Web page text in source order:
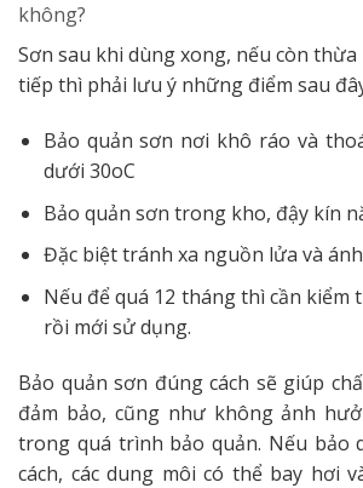
không?
Sơn sau khi dùng xong, nếu còn
tiếp thì phải lưu ý những điểm sau
Bảo quản sơn nơi khô ráo và
dưới 30oC
Bảo quản sơn trong kho, đậy kín
Đặc biệt tránh xa nguồn lửa và
Nếu để quá 12 tháng thì cần kiểm
rồi mới sử dụng.
Bảo quản sơn đúng cách sẽ giúp
đảm bảo, cũng như không ảnh
trong quá trình bảo quản. Nếu bảo
cách, các dung môi có thể bay hơi